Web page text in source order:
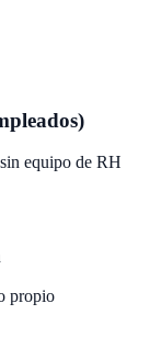
equipo de RH
propio